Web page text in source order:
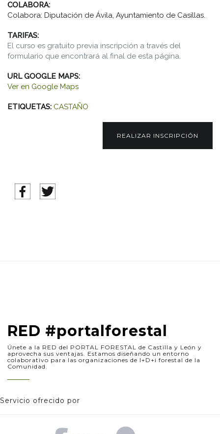
COLABORA:
Colabora: Diputación de Ávila, Ayuntamiento de Casillas.
TARIFAS:
El curso es gratuito previa inscripción a través del
formulario que encontrará al final de esta página.
URL GOOGLE MAPS:
Ver en Google Maps
ETIQUETAS: CASTAÑO
REALIZAR INSCRIPCIÓN
RED #portalforestal
Únete a la RED del PORTAL FORESTAL de Castilla y León y
aprovecha sus ventajas. Estamos diseñando un entorno
colaborativo para las organizaciones de I+D+i forestal de la
Comunidad.
Servicio ofrecido por